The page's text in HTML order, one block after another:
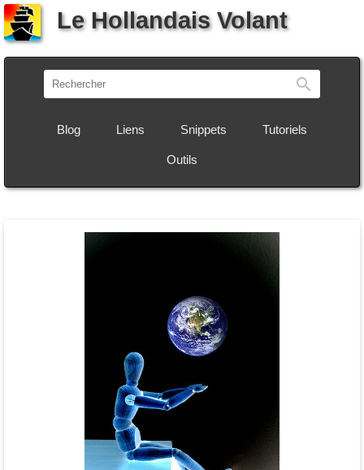
Le Hollandais Volant
Blog Liens Snippets Tutoriels
Outils